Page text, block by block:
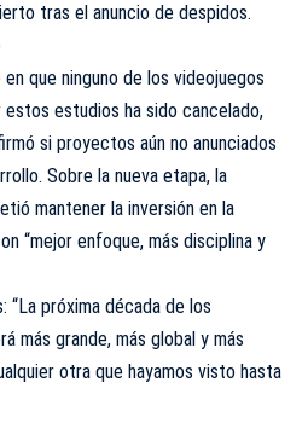
tras el anuncio de despidos.
que ninguno de los videojuegos
estos estudios ha sido cancelado,
si proyectos aún no anunciados
Sobre la nueva etapa, la
mantener la inversión en la
“mejor enfoque, más disciplina y
“La próxima década de los
más grande, más global y más
otra que hayamos visto hasta